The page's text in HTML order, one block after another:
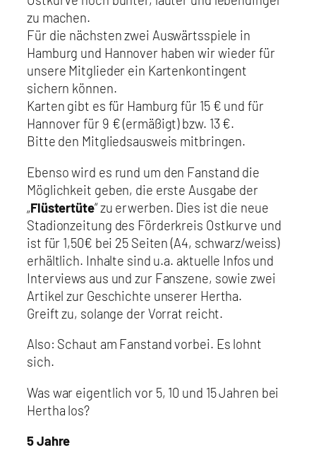
zu machen.
Für die nächsten zwei Auswärtsspiele in
Hamburg und Hannover haben wir wieder für
unsere Mitglieder ein Kartenkontingent
sichern können.
Karten gibt es für Hamburg für 15 € und für
Hannover für 9 € (ermäßigt) bzw. 13 €.
Bitte den Mitgliedsausweis mitbringen.
Ebenso wird es rund um den Fanstand die
Möglichkeit geben, die erste Ausgabe der
„Flüstertüte“ zu erwerben. Dies ist die neue
Stadionzeitung des Förderkreis Ostkurve und
ist für 1,50€ bei 25 Seiten (A4, schwarz/weiss)
erhältlich. Inhalte sind u.a. aktuelle Infos und
Interviews aus und zur Fanszene, sowie zwei
Artikel zur Geschichte unserer Hertha.
Greift zu, solange der Vorrat reicht.
Also: Schaut am Fanstand vorbei. Es lohnt
sich.
Was war eigentlich vor 5, 10 und 15 Jahren bei
Hertha los?
5 Jahre